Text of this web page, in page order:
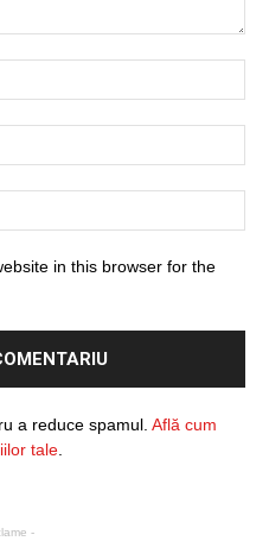
in this browser for the
a reduce spamul. Află cum
tale
-